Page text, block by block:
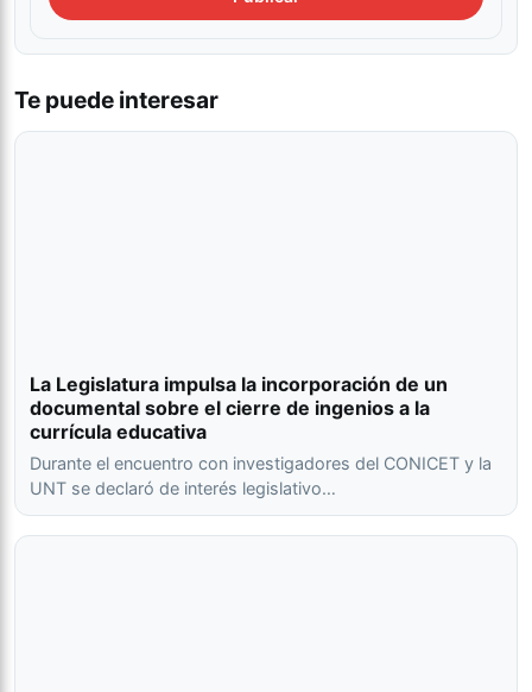
Te puede interesar
La Legislatura impulsa la incorporación de un
documental sobre el cierre de ingenios a la
currícula educativa
Durante el encuentro con investigadores del CONICET y la
UNT se declaró de interés legislativo…